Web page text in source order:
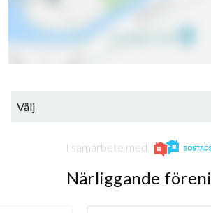
Välj
I samarbete med
Närliggande